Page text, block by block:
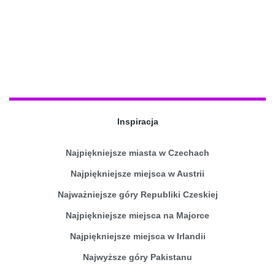
Inspiracja
Najpiękniejsze miasta w Czechach
Najpiękniejsze miejsca w Austrii
Najważniejsze góry Republiki Czeskiej
Najpiękniejsze miejsca na Majorce
Najpiękniejsze miejsca w Irlandii
Najwyższe góry Pakistanu